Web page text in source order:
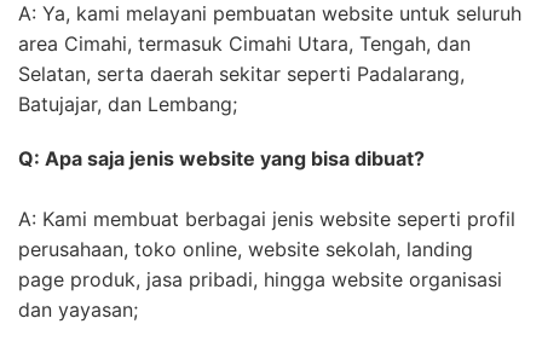
A: Ya, kami melayani pembuatan website untuk seluruh
area Cimahi, termasuk Cimahi Utara, Tengah, dan
Selatan, serta daerah sekitar seperti Padalarang,
Batujajar, dan Lembang;
Q: Apa saja jenis website yang bisa dibuat?
A: Kami membuat berbagai jenis website seperti profil
perusahaan, toko online, website sekolah, landing
page produk, jasa pribadi, hingga website organisasi
dan yayasan;